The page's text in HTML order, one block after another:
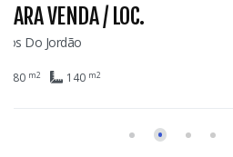
CASA PARA VENDA
Colinas De Capivari - Campos
8 6